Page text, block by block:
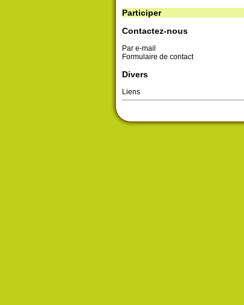
Participer
Contactez-nous
Par e-mail
Formulaire de contact
Divers
Liens